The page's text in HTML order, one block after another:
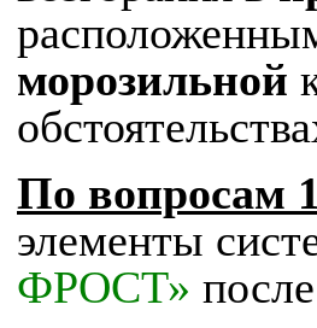
морозильной
По вопросам
элементы
ФРОСТ»